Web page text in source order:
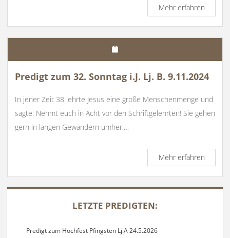
Mehr erfahrenPredigt
zu
Ostern
Lj.
Predigt zum 32. Sonntag i.J. Lj. B. 9.11.2024
In jener Zeit 38 lehrte Jesus eine große Menschenmenge und
sagte: Nehmt euch in Acht vor den Schriftgelehrten! Sie gehen
gern in langen Gewändern umher,…
Mehr erfahrenPredigt
zum
32.
Sonntag
SIDEBAR
LETZTE PREDIGTEN:
Predigt zum Hochfest Pfingsten Lj.A 24.5.2026